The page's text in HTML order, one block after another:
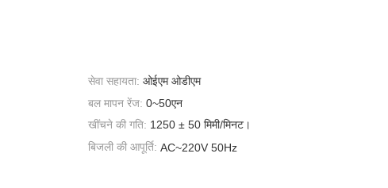
सेवा सहायता: ओईएम ओडीएम
बल मापन रेंज: 0~50एन
खींचने की गति: 1250 ± 50 मिमी/मिनट।
बिजली की आपूर्ति: AC~220V 50Hz